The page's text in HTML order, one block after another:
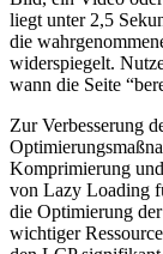
liegt unter 2,5
die
widerspiegelt.
wann die Seite
Zur Verbesserung
Komprimierung
von Lazy Loading
die Optimierung
wichtiger